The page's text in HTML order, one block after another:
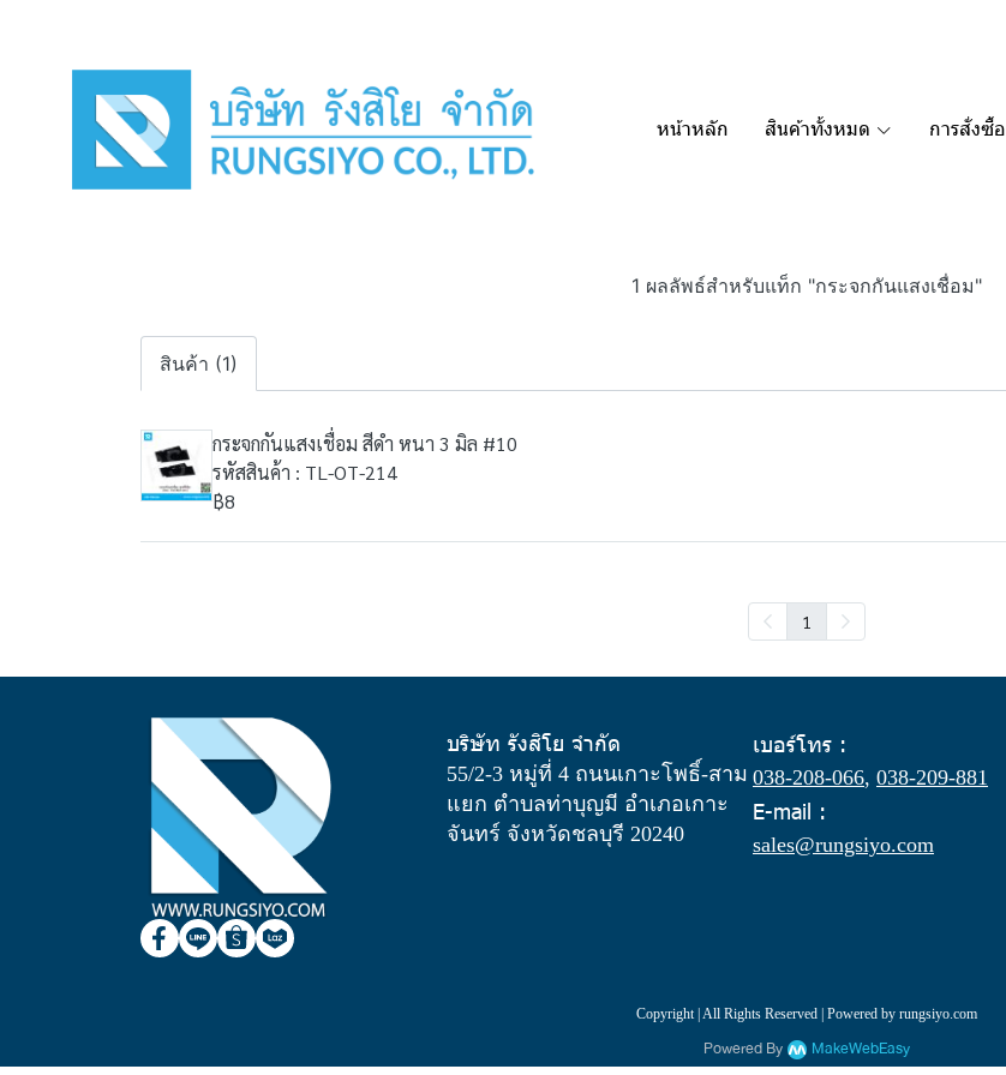
หน้าหลัก สินค้าทั้งหมด การสั่งซื้อ
1 ผลลัพธ์สำหรับแท็ก "กระจกกันแสงเชื่อม"
สินค้า (1)
กระจกกันแสงเชื่อม สีดำ หนา 3 มิล #10
รหัสสินค้า : TL-OT-214
฿8
1
บริษัท รังสิโย จำกัด
55/2-3 หมู่ที่ 4 ถนนเกาะโพธิ์-สาม
แยก ตำบลท่าบุญมี อำเภอเกาะ
จันทร์ จังหวัดชลบุรี 20240
เบอร์โทร :
038-208-066, 038-209-881
E-mail :
sales@rungsiyo.com
Copyright | All Rights Reserved | Powered by rungsiyo.com
Powered By MakeWebEasy